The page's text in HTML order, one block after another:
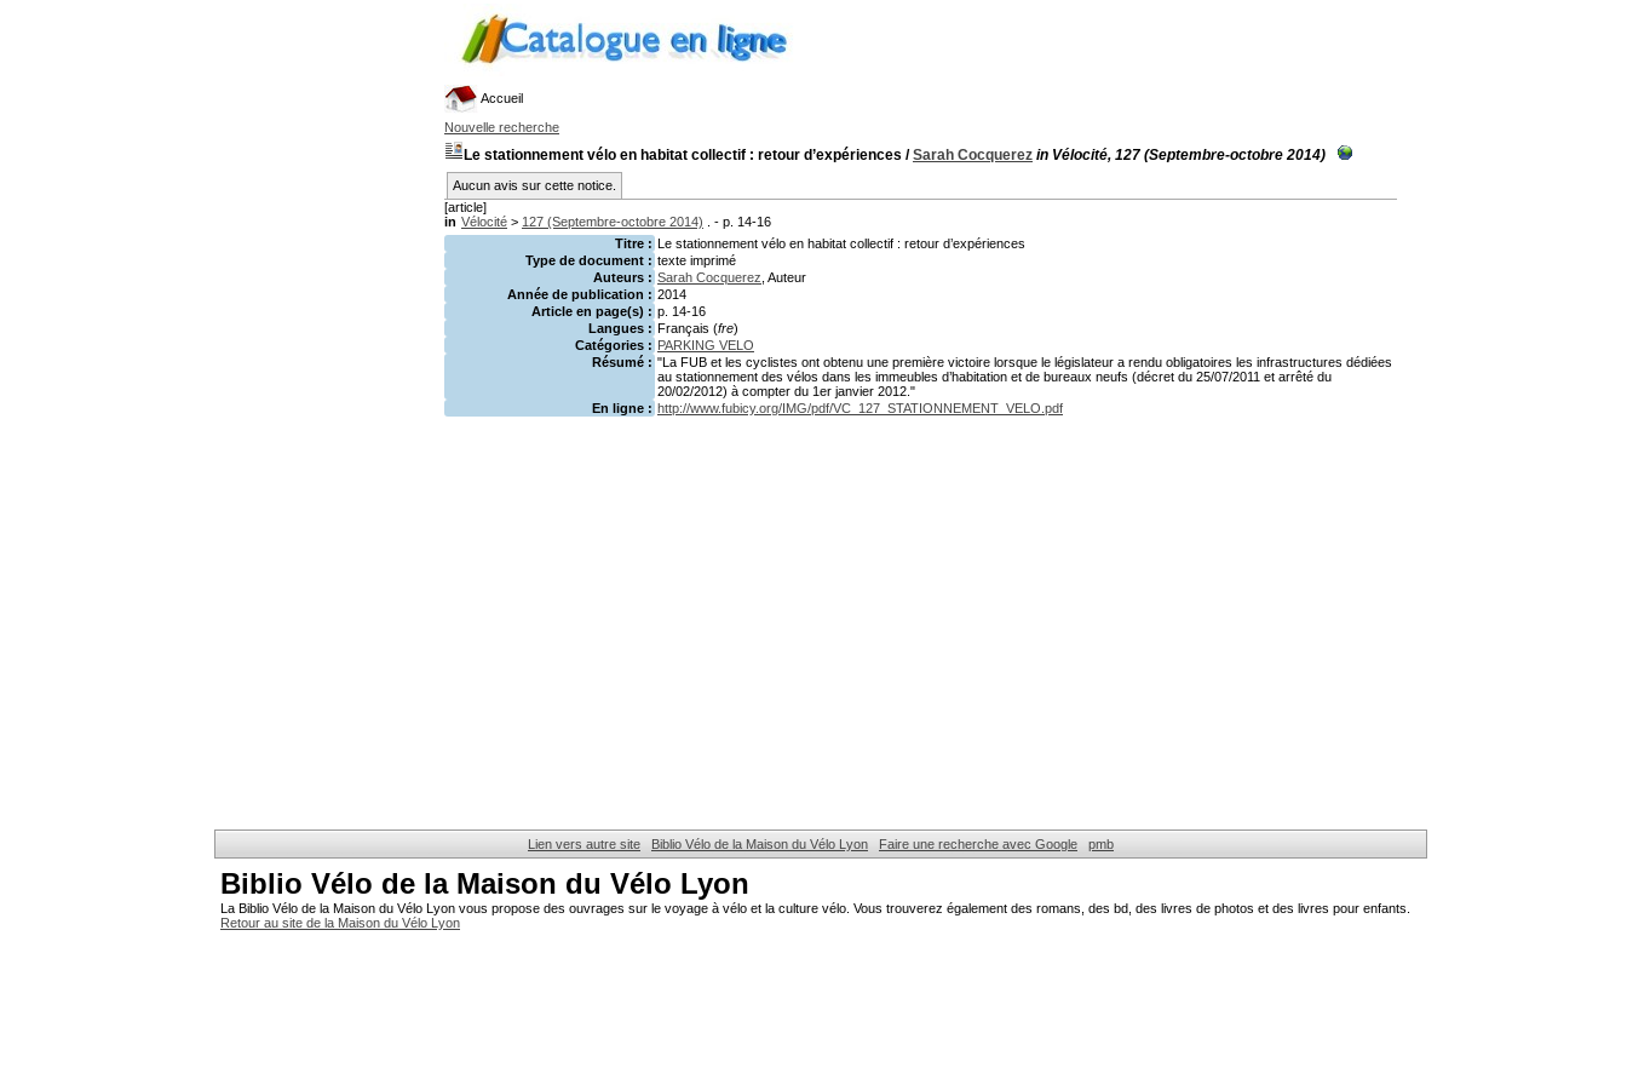
Accueil
Nouvelle recherche
Le stationnement vélo en habitat collectif : retour d’expériences /Sarah Cocquerez in Vélocité, 127 (Septembre-octobre 2014)
Aucun avis sur cette notice.
[article]
in Vélocité > 127 (Septembre-octobre 2014) . - p. 14-16
Titre : Le stationnement vélo en habitat collectif : retour d’expériences
Type de document : texte imprimé
Auteurs : Sarah Cocquerez , Auteur
Année de publication : 2014
Article en page(s) : p. 14-16
Langues : Français (fre)
Catégories : PARKING VELO
Résumé : "La FUB et les cyclistes ont obtenu une première victoire lorsque le législateur a rendu obligatoires les infrastructures dédiées
au stationnement des vélos dans les immeubles d’habitation et de bureaux neufs (décret du 25/07/2011 et arrêté du
20/02/2012) à compter du 1er janvier 2012."
En ligne : http://www.fubicy.org/IMG/pdf/VC_127_STATIONNEMENT_VELO.pdf
Lien vers autre site Biblio Vélo de la Maison du Vélo Lyon Faire une recherche avec Google pmb
Biblio Vélo de la Maison du Vélo Lyon
La Biblio Vélo de la Maison du Vélo Lyon vous propose des ouvrages sur le voyage à vélo et la culture vélo. Vous trouverez également des romans, des bd, des livres de photos et des livres pour enfants.
Retour au site de la Maison du Vélo Lyon